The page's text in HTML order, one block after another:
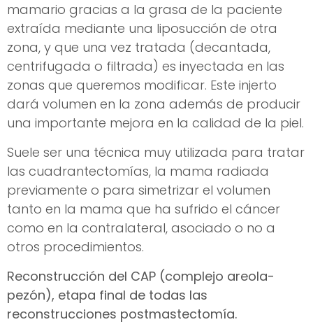
mamario gracias a la grasa de la paciente
extraída mediante una liposucción de otra
zona, y que una vez tratada (decantada,
centrifugada o filtrada) es inyectada en las
zonas que queremos modificar. Este injerto
dará volumen en la zona además de producir
una importante mejora en la calidad de la piel.
Suele ser una técnica muy utilizada para tratar
las cuadrantectomías, la mama radiada
previamente o para simetrizar el volumen
tanto en la mama que ha sufrido el cáncer
como en la contralateral, asociado o no a
otros procedimientos.
Reconstrucción del CAP (complejo areola-
pezón), etapa final de todas las
reconstrucciones postmastectomía.